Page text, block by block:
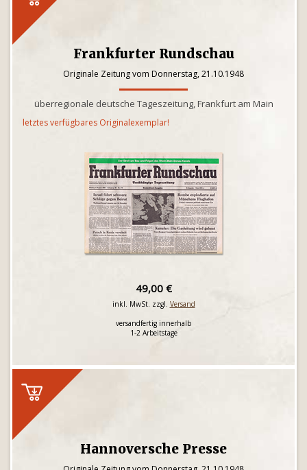
Frankfurter Rundschau
Originale Zeitung vom Donnerstag, 21.10.1948
überregionale deutsche Tageszeitung, Frankfurt am Main
letztes verfügbares Originalexemplar!
49,00 €
inkl. MwSt. zzgl. Versand
versandfertig innerhalb
1-2 Arbeitstage
Hannoversche Presse